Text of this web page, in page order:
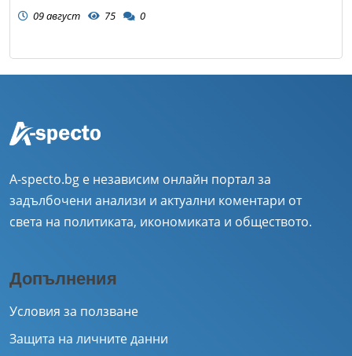
09 август 75 0
A-specto.bg е независим онлайн портал за
задълбочени анализи и актуални коментари от
света на политиката, икономиката и обществото.
Допълнения
Условия за ползване
Защита на личните данни